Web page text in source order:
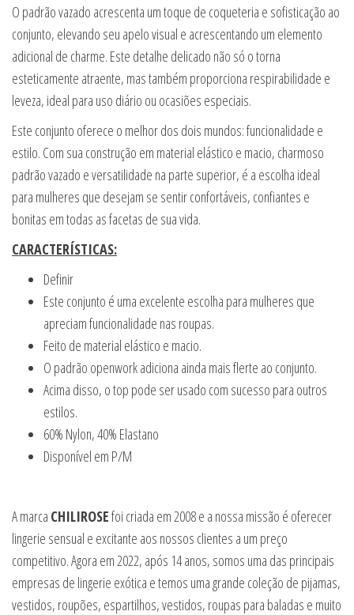
O padrão vazado acrescenta um toque de coqueteria e sofisticação ao
conjunto, elevando seu apelo visual e acrescentando um elemento
adicional de charme. Este detalhe delicado não só o torna
esteticamente atraente, mas também proporciona respirabilidade e
leveza, ideal para uso diário ou ocasiões especiais.
Este conjunto oferece o melhor dos dois mundos: funcionalidade e
estilo. Com sua construção em material elástico e macio, charmoso
padrão vazado e versatilidade na parte superior, é a escolha ideal
para mulheres que desejam se sentir confortáveis, confiantes e
bonitas em todas as facetas de sua vida.
CARACTERÍSTICAS:
Definir
Este conjunto é uma excelente escolha para mulheres que
apreciam funcionalidade nas roupas.
Feito de material elástico e macio.
O padrão openwork adiciona ainda mais flerte ao conjunto.
Acima disso, o top pode ser usado com sucesso para outros
estilos.
60% Nylon, 40% Elastano
Disponível em P/M
A marca CHILIROSEfoi criada em 2008 e a nossa missão é oferecer
lingerie sensual e excitante aos nossos clientes a um preço
competitivo. Agora em 2022, após 14 anos, somos uma das principais
empresas de lingerie exótica e temos uma grande coleção de pijamas,
vestidos, roupões, espartilhos, vestidos, roupas para baladas e muito